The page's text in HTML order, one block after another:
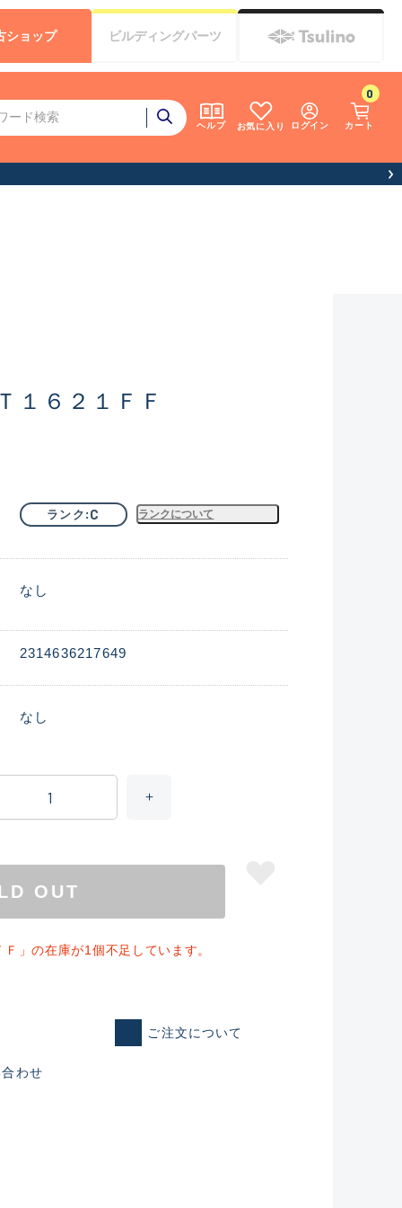
ヘルプ お気に入り ログイン カート
0
ショップ ビルディングパーツ
れた未使用
１６２１ＦＦ
ランク C ランクについて
なし
2314636217649
なし
OUT
」の在庫が1個不足しています。
ご注文について
わせ